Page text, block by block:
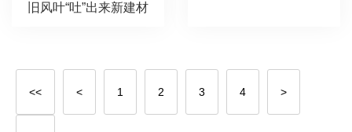
旧风叶“吐”出来新建材
<< < 1 2 3 4 >